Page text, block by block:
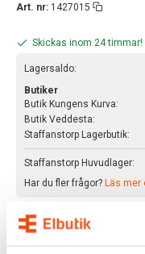
Art. nr: 1427015
Skickas inom 24 timmar!
Lagersaldo:
Butiker
Butik Kungens Kurva:
Butik Veddesta:
Staffanstorp Lagerbutik:
Staffanstorp Huvudlager:
Har du fler frågor? Läs mer
BESKRIVNING